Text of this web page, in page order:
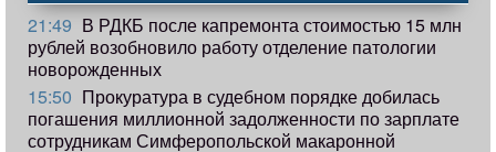
21:49 В РДКБ после капремонта стоимостью 15 млн
рублей возобновило работу отделение патологии
новорожденных
15:50 Прокуратура в судебном порядке добилась
погашения миллионной задолженности по зарплате
сотрудникам Симферопольской макаронной